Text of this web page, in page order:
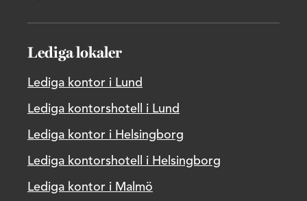
Lediga lokaler
Lediga kontor i Lund
Lediga kontorshotell i Lund
Lediga kontor i Helsingborg
Lediga kontorshotell i Helsingborg
Lediga kontor i Malmö